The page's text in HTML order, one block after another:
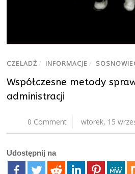
CZELADŹ / INFORMACJE /
Współczesne metody
administracji
0 Comment wtorek, 15
Udostępnij na